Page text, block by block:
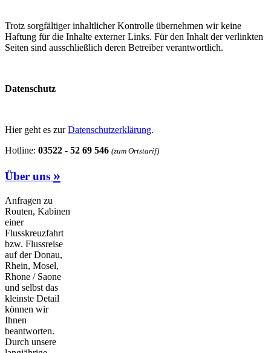
Trotz sorgfältiger inhaltlicher Kontrolle übernehmen wir keine
Haftung für die Inhalte externer Links. Für den Inhalt der verlinkten
Seiten sind ausschließlich deren Betreiber verantwortlich.
Datenschutz
Hier geht es zurDatenschutzerklärung.
Hotline: 03522 - 52 69 546 (zum Ortstarif)
Über uns »
Anfragen zu
Routen, Kabinen
einer
Flusskreuzfahrt
bzw. Flussreise
auf der Donau,
Rhein, Mosel,
Rhone / Saone
und selbst das
kleinste Detail
können wir
Ihnen
beantworten.
Durch unsere